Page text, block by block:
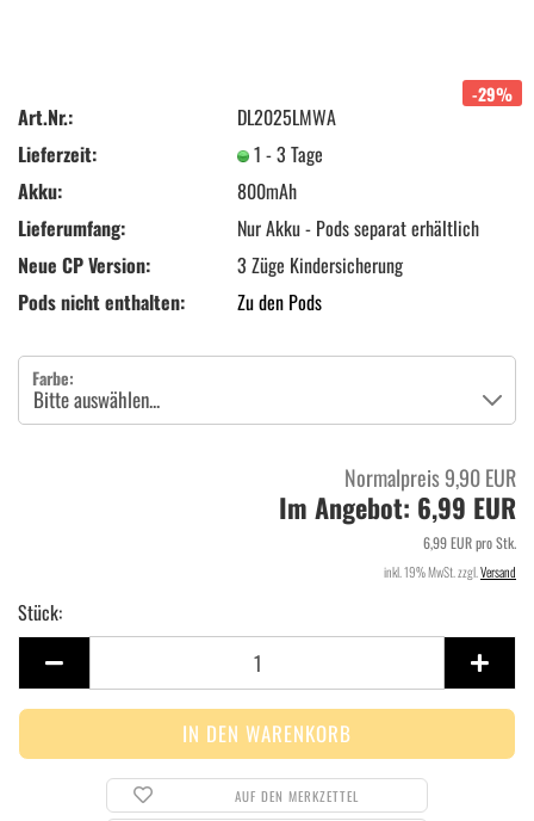
-29%
Art.Nr.:
DL2025LMWA
Lieferzeit:
1 - 3 Tage
Akku:
800mAh
Lieferumfang:
Nur Akku - Pods separat erhältlich
Neue CP Version:
3 Züge Kindersicherung
Pods nicht enthalten:
Zu den Pods
Farbe:
Normalpreis 9,90 EUR
Im Angebot: 6,99 EUR
6,99 EUR pro Stk.
inkl. 19% MwSt. zzgl. Versand
Stück:
Stück
AUF DEN MERKZETTEL